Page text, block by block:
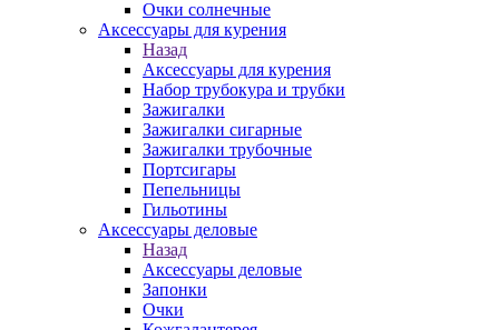
Очки солнечные
Аксессуары для курения
Назад
Аксессуары для курения
Набор трубокура и трубки
Зажигалки
Зажигалки сигарные
Зажигалки трубочные
Портсигары
Пепельницы
Гильотины
Аксессуары деловые
Назад
Аксессуары деловые
Запонки
Очки